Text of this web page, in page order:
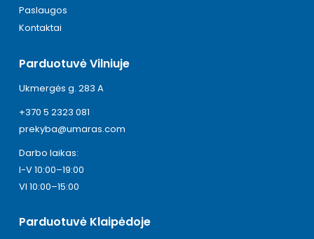
Paslaugos
Kontaktai
Parduotuvė Vilniuje
Ukmergės g. 283 A
+370 5 2323 081
prekyba@umaras.com
Darbo laikas:
I-V 10:00–19:00
VI 10:00–15:00
Parduotuvė Klaipėdoje